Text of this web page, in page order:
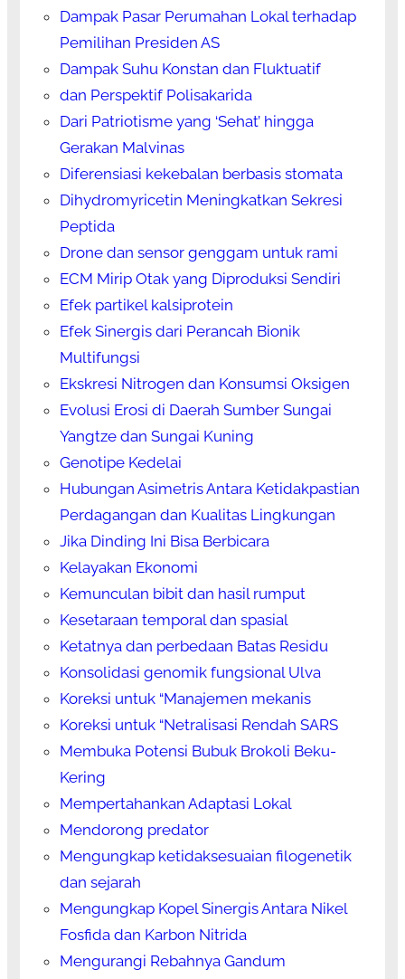
Dampak Pasar Perumahan Lokal terhadap
Pemilihan Presiden AS
Dampak Suhu Konstan dan Fluktuatif
dan Perspektif Polisakarida
Dari Patriotisme yang ‘Sehat’ hingga
Gerakan Malvinas
Diferensiasi kekebalan berbasis stomata
Dihydromyricetin Meningkatkan Sekresi
Peptida
Drone dan sensor genggam untuk rami
ECM Mirip Otak yang Diproduksi Sendiri
Efek partikel kalsiprotein
Efek Sinergis dari Perancah Bionik
Multifungsi
Ekskresi Nitrogen dan Konsumsi Oksigen
Evolusi Erosi di Daerah Sumber Sungai
Yangtze dan Sungai Kuning
Genotipe Kedelai
Hubungan Asimetris Antara Ketidakpastian
Perdagangan dan Kualitas Lingkungan
Jika Dinding Ini Bisa Berbicara
Kelayakan Ekonomi
Kemunculan bibit dan hasil rumput
Kesetaraan temporal dan spasial
Ketatnya dan perbedaan Batas Residu
Konsolidasi genomik fungsional Ulva
Koreksi untuk “Manajemen mekanis
Koreksi untuk “Netralisasi Rendah SARS
Membuka Potensi Bubuk Brokoli Beku-
Kering
Mempertahankan Adaptasi Lokal
Mendorong predator
Mengungkap ketidaksesuaian filogenetik
dan sejarah
Mengungkap Kopel Sinergis Antara Nikel
Fosfida dan Karbon Nitrida
Mengurangi Rebahnya Gandum